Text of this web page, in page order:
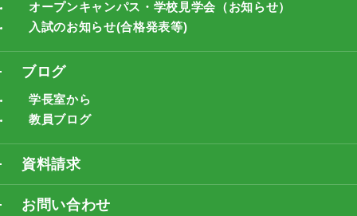
オープンキャンパス・学校見学会（お知らせ）
入試のお知らせ(合格発表等)
ブログ
学長室から
教員ブログ
資料請求
お問い合わせ